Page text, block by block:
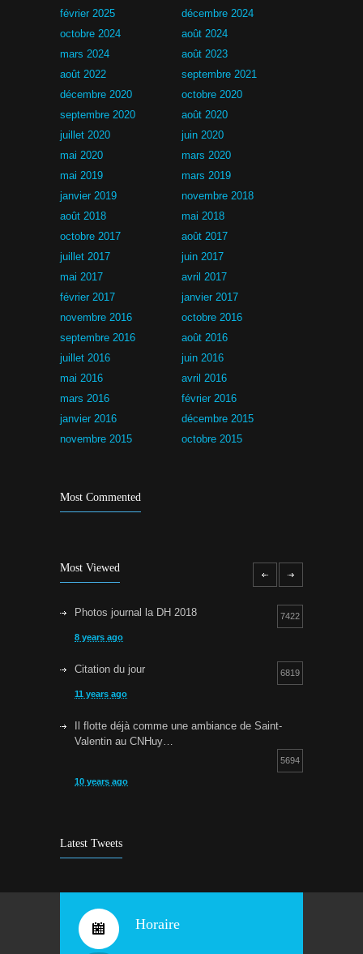
février 2025
décembre 2024
octobre 2024
août 2024
mars 2024
août 2023
août 2022
septembre 2021
décembre 2020
octobre 2020
septembre 2020
août 2020
juillet 2020
juin 2020
mai 2020
mars 2020
mai 2019
mars 2019
janvier 2019
novembre 2018
août 2018
mai 2018
octobre 2017
août 2017
juillet 2017
juin 2017
mai 2017
avril 2017
février 2017
janvier 2017
novembre 2016
octobre 2016
septembre 2016
août 2016
juillet 2016
juin 2016
mai 2016
avril 2016
mars 2016
février 2016
janvier 2016
décembre 2015
novembre 2015
octobre 2015
Most Commented
Most Viewed
Photos journal la DH 2018 7422
8 years ago
Citation du jour 6819
11 years ago
Il flotte déjà comme une ambiance de Saint-
Valentin au CNHuy…
5694
10 years ago
9 years ago
10 years ago
Latest Tweets
Horaire